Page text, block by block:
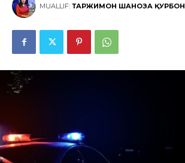
MUALLIF: ТАРЖИМОН ШАҲНОЗА